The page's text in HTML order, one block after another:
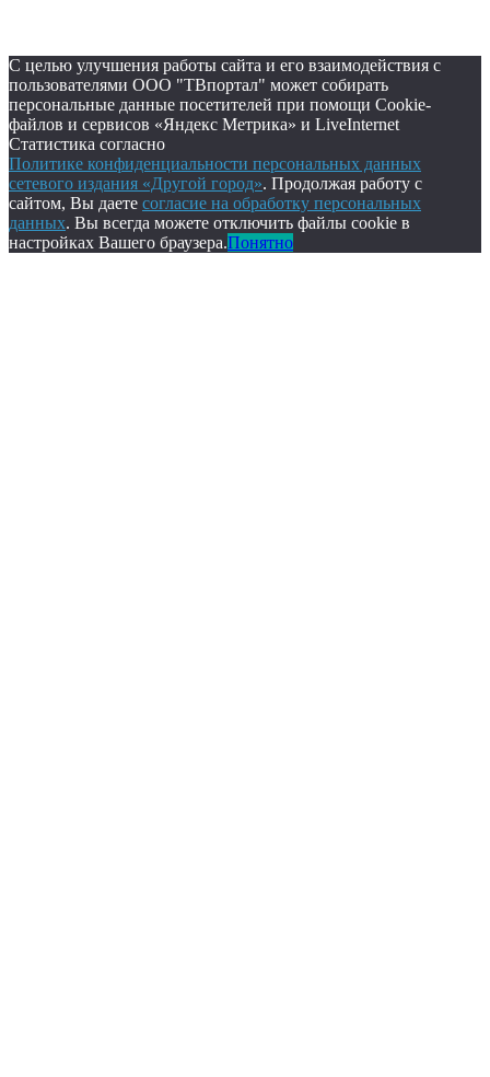
С целью улучшения работы сайта и его взаимодействия с
пользователями ООО "ТВпортал" может собирать
персональные данные посетителей при помощи Cookie-
файлов и сервисов «Яндекс Метрика» и LiveInternet
Статистика согласно
Политике конфиденциальности персональных данных
сетевого издания «Другой город». Продолжая работу с
сайтом, Вы даете согласие на обработку персональных
данных. Вы всегда можете отключить файлы cookie в
настройках Вашего браузера.Понятно